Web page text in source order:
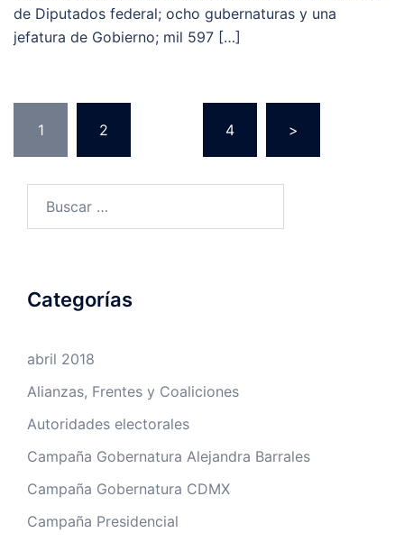
de Diputados federal; ocho gubernaturas y una
jefatura de Gobierno; mil 597 […]
entradas
1 2 4 >
Categorías
abril 2018
Alianzas, Frentes y Coaliciones
Autoridades electorales
Campaña Gobernatura Alejandra Barrales
Campaña Gobernatura CDMX
Campaña Presidencial